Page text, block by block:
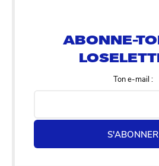
Ton e-mail :
S'ABONNER